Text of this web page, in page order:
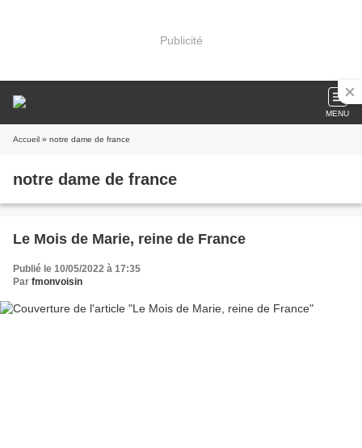
Publicité
MENU
Accueil » notre dame de france
notre dame de france
Le Mois de Marie, reine de France
Publié le 10/05/2022 à 17:35
Par fmonvoisin